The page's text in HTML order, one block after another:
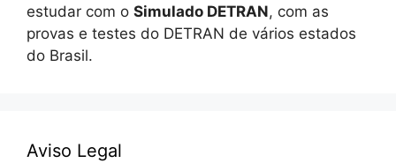
estudar com o Simulado DETRAN, com as
provas e testes do DETRAN de vários estados
do Brasil.
Aviso Legal